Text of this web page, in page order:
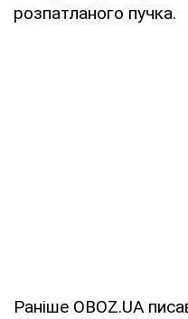
розпатланого пучка.
Раніше OBOZ.UA